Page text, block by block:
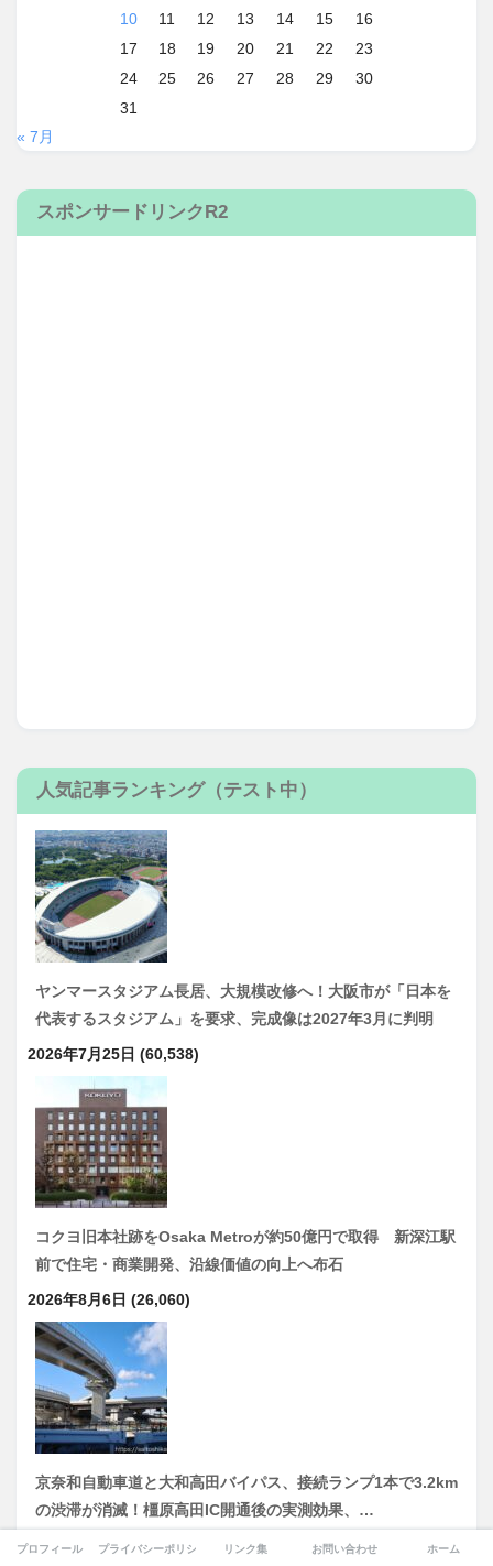
10
11 12 13 14 15
16
17
18 19 20 21 22
23
24
25 26 27 28 29
30
31
« 7月
スポンサードリンクR2
人気記事ランキング（テスト中）
ヤンマースタジアム長居、大規模改修へ！大阪市が「日本を
代表するスタジアム」を要求、完成像は2027年3月に判明
2026年7月25日 (60,538)
コクヨ旧本社跡をOsaka Metroが約50億円で取得 新深江駅
前で住宅・商業開発、沿線価値の向上へ布石
2026年8月6日 (26,060)
京奈和自動車道と大和高田バイパス、接続ランプ1本で3.2km
の渋滞が消滅！橿原高田IC開通後の実測効果、…
2026年7月14日 (19,974)
プロフィール プライバシーポリシー リンク集 お問い合わせ ホーム